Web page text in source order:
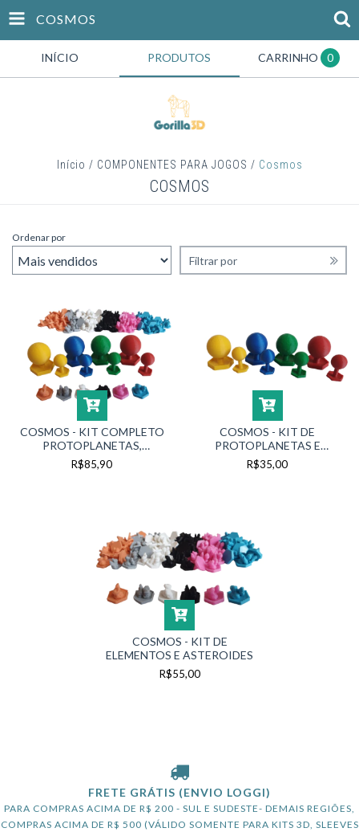
COSMOS
INÍCIO PRODUTOS CARRINHO 0
Início / COMPONENTES PARA JOGOS / Cosmos
COSMOS
Ordenar por
Filtrar por
COSMOS - KIT COMPLETO
PROTOPLANETAS,
SATÉLITES, ELEMENTOS E
ASTEROIDES
R$85,90
COSMOS - KIT DE
PROTOPLANETAS E
SATÉLITES
R$35,00
COSMOS - KIT DE
ELEMENTOS E ASTEROIDES
R$55,00
FRETE GRÁTIS (ENVIO LOGGI)
PARA COMPRAS ACIMA DE R$ 200 - SUL E SUDESTE- DEMAIS REGIÕES,
COMPRAS ACIMA DE R$ 500 (VÁLIDO SOMENTE PARA KITS 3D, SLEEVES